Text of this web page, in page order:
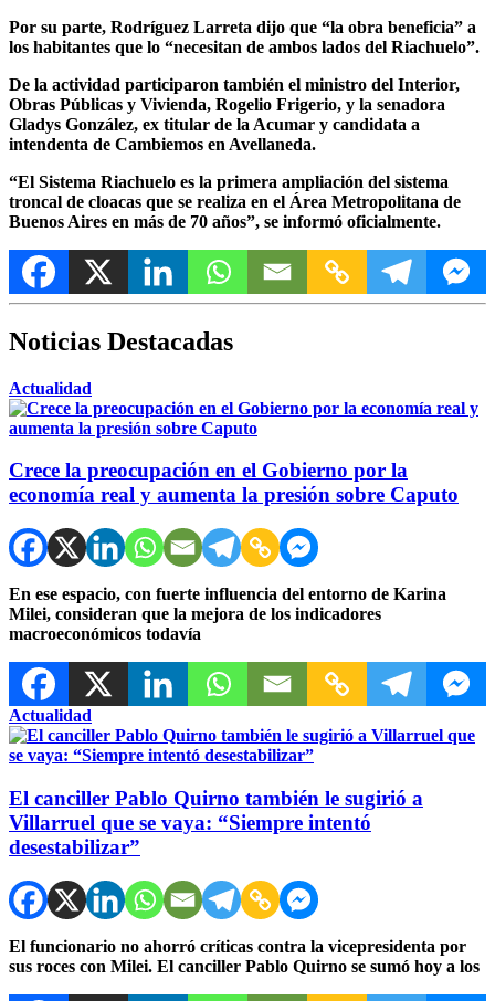
Por su parte, Rodríguez Larreta dijo que “la obra beneficia” a
los habitantes que lo “necesitan de ambos lados del Riachuelo”.
De la actividad participaron también el ministro del Interior,
Obras Públicas y Vivienda, Rogelio Frigerio, y la senadora
Gladys González, ex titular de la Acumar y candidata a
intendenta de Cambiemos en Avellaneda.
“El Sistema Riachuelo es la primera ampliación del sistema
troncal de cloacas que se realiza en el Área Metropolitana de
Buenos Aires en más de 70 años”, se informó oficialmente.
Noticias Destacadas
Actualidad
Crece la preocupación en el Gobierno por la
economía real y aumenta la presión sobre Caputo
En ese espacio, con fuerte influencia del entorno de Karina
Milei, consideran que la mejora de los indicadores
macroeconómicos todavía
Actualidad
El canciller Pablo Quirno también le sugirió a
Villarruel que se vaya: “Siempre intentó
desestabilizar”
El funcionario no ahorró críticas contra la vicepresidenta por
sus roces con Milei. El canciller Pablo Quirno se sumó hoy a los